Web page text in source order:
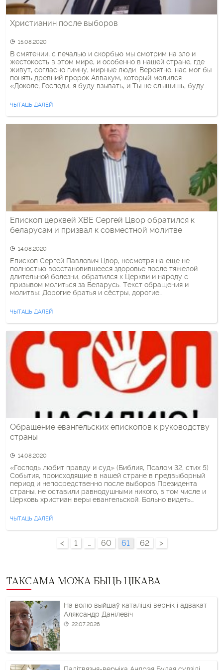
Христианин после выборов
15.08.2020
В смятении, с печалью и скорбью мы смотрим на зло и
жестокость в этом мире, и особенно в нашей стране, где
живут, согласно гимну, мирные люди. Вероятно, нас мог бы
понять древний пророк Аввакум, который молился:
«Доколе, Господи, я буду взывать, и Ты не слышишь, буду
ЧЫТАЦЬ ДАЛЕЙ
Епископ церквей ХВЕ Сергей Цвор обратился к
беларусам и призвал к совместной молитве
14.08.2020
Епископ Сергей Павлович Цвор, несмотря на еще не
полностью восстановившееся здоровье после тяжелой
длительной болезни, обратился к Церкви и народу с
призывом молиться за Беларусь. Текст обращения и
молитвы: Дорогие братья и сёстры, дорогие
стране. Наша задача – это молиться, молиться усиленными
молитвами. Это значит, долго молиться, на […]
ЧЫТАЦЬ ДАЛЕЙ
Обращение евангельских епископов к руководству
страны
14.08.2020
«Господь любит правду и суд» (Библия, Псалом 32, стих 5)
События, происходящие в нашей стране в предвыборный
период и непосредственно после выборов Президента
страны, не оставили равнодушными никого, в том числе и
Церковь христиан веры евангельской. Больно видеть
приведёт родную для нас страну. Мы, руководство Церкви
ХВЕ, просим […]
ЧЫТАЦЬ ДАЛЕЙ
< 1 … 60 61 62 >
ТАКСАМА МОЖА БЫЦЬ ЦІКАВА
На волю выйшаў каталіцкі вернік і адвакат
Аляксандр Данілевіч
22.07.2026